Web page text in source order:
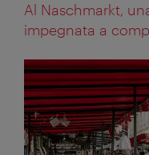
Al Naschmarkt,
impegnata a